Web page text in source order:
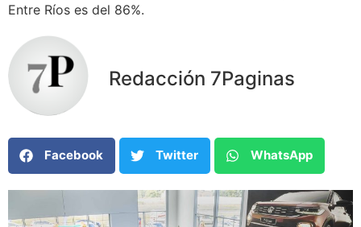
Entre Ríos es del 86%.
Redacción 7Paginas
Facebook Twitter WhatsApp